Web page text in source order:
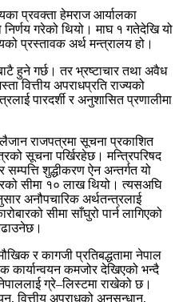
प्रवक्ता हेमराज आर्यालका
गरेको थियो। माघ १ गतेदेखि यो
प्रस्तावक अर्थ मन्त्रालय हो।
हुने गर्छ। तर भ्रष्टाचार तथा अवैध
वित्तीय अपराधप्रति राज्यको
पारदर्शी र अनुशासित प्रणालीमा
लैजान राजपत्रमा सूचना प्रकाशित
सूचना पर्खिरहेछ। मन्त्रिपरिषद
शुद्धीकरण ऐन अन्तर्गत यो
सीमा १० लाख थियो। त्यसअघि
अनौपचारिक अर्थतन्त्रलाई
सीमा साँघुरो पार्न लागिएको
र कागजी प्रतिबद्धतामा नेपाल
कार्यान्वयन कमजोर देखिएको भन्दै
ग्रे–लिस्टमा राखेको छ।
वित्तीय अपराधको अनुसन्धान,